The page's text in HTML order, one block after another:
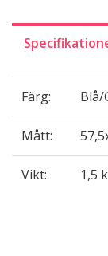
Färg:
Mått:
Vikt: 1,5